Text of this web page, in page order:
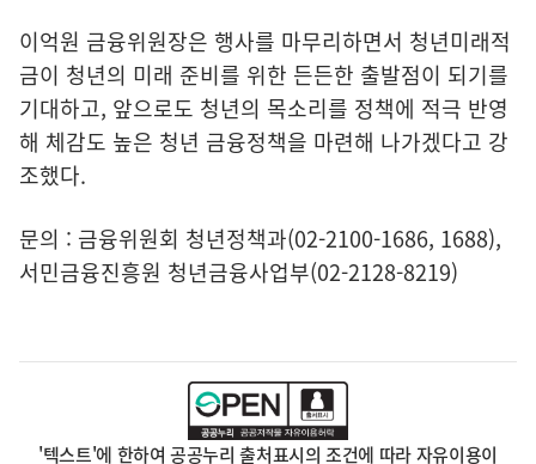
이억원 금융위원장은 행사를 마무리하면서 청년미래적
금이 청년의 미래 준비를 위한 든든한 출발점이 되기를
기대하고, 앞으로도 청년의 목소리를 정책에 적극 반영
해 체감도 높은 청년 금융정책을 마련해 나가겠다고 강
조했다.
문의 : 금융위원회 청년정책과(02-2100-1686, 1688),
서민금융진흥원 청년금융사업부(02-2128-8219)
'텍스트'에 한하여 공공누리 출처표시의 조건에 따라 자유이용이